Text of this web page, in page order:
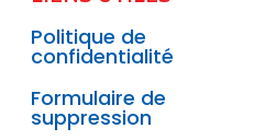
Politique de
confidentialité
Formulaire de
suppression